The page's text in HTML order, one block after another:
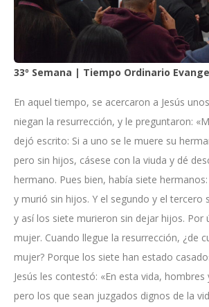
33º Semana | Tiempo Ordinario
En aquel tiempo, se acercaron a Jesús
niegan la resurrección, y le preguntaron:
dejó escrito: Si a uno se le muere su
pero sin hijos, cásese con la viuda y dé
hermano. Pues bien, había siete
y murió sin hijos. Y el segundo y el tercero
y así los siete murieron sin dejar hijos. Por
mujer. Cuando llegue la resurrección, ¿de
mujer? Porque los siete han estado
Jesús les contestó: «En esta vida,
pero los que sean juzgados dignos de la